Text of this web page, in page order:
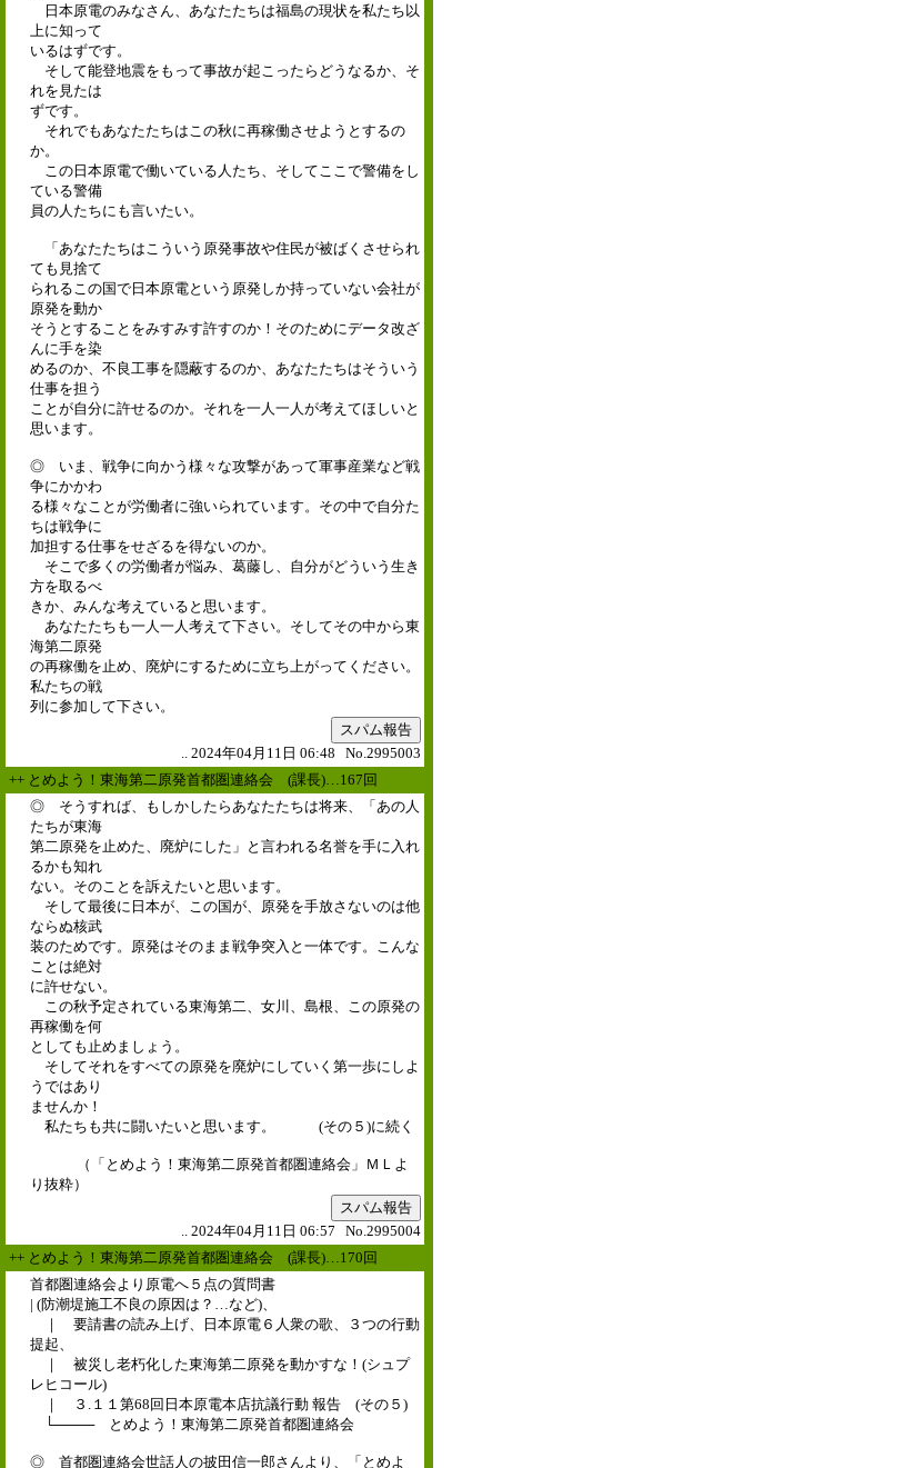
日本原電のみなさん、あなたたちは福島の現状を私たち以
上に知って
いるはずです。
そして能登地震をもって事故が起こったらどうなるか、そ
れを見たは
ずです。
それでもあなたたちはこの秋に再稼働させようとするの
か。
この日本原電で働いている人たち、そしてここで警備をし
ている警備
員の人たちにも言いたい。
「あなたたちはこういう原発事故や住民が被ばくさせられ
ても見捨て
られるこの国で日本原電という原発しか持っていない会社が
原発を動か
そうとすることをみすみす許すのか！そのためにデータ改ざ
んに手を染
めるのか、不良工事を隠蔽するのか、あなたたちはそういう
仕事を担う
ことが自分に許せるのか。それを一人一人が考えてほしいと
思います。
◎ いま、戦争に向かう様々な攻撃があって軍事産業など戦
争にかかわ
る様々なことが労働者に強いられています。その中で自分た
ちは戦争に
加担する仕事をせざるを得ないのか。
そこで多くの労働者が悩み、葛藤し、自分がどういう生き
方を取るべ
きか、みんな考えていると思います。
あなたたちも一人一人考えて下さい。そしてその中から東
海第二原発
の再稼働を止め、廃炉にするために立ち上がってください。
私たちの戦
列に参加して下さい。
スパム報告
.. 2024年04月11日 06:48 No.2995003
++ とめよう！東海第二原発首都圏連絡会 (課長)…167回
◎ そうすれば、もしかしたらあなたたちは将来、「あの人
たちが東海
第二原発を止めた、廃炉にした」と言われる名誉を手に入れ
るかも知れ
ない。そのことを訴えたいと思います。
そして最後に日本が、この国が、原発を手放さないのは他
ならぬ核武
装のためです。原発はそのまま戦争突入と一体です。こんな
ことは絶対
に許せない。
この秋予定されている東海第二、女川、島根、この原発の
再稼働を何
としても止めましょう。
そしてそれをすべての原発を廃炉にしていく第一歩にしよ
うではあり
ませんか！
私たちも共に闘いたいと思います。 (その５)に続く
（「とめよう！東海第二原発首都圏連絡会」ＭＬよ
り抜粋）
スパム報告
.. 2024年04月11日 06:57 No.2995004
++ とめよう！東海第二原発首都圏連絡会 (課長)…170回
首都圏連絡会より原電へ５点の質問書
| (防潮堤施工不良の原因は？…など)、
｜ 要請書の読み上げ、日本原電６人衆の歌、３つの行動
提起、
｜ 被災し老朽化した東海第二原発を動かすな！(シュプ
レヒコール)
｜ ３.１１第68回日本原電本店抗議行動 報告 (その５)
└──── とめよう！東海第二原発首都圏連絡会
◎ 首都圏連絡会世話人の披田信一郎さんより、「とめよ